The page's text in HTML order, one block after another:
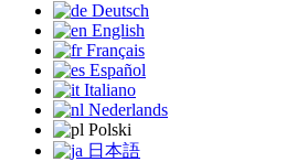
Deutsch
English
Français
Español
Italiano
Nederlands
Polski
日本語